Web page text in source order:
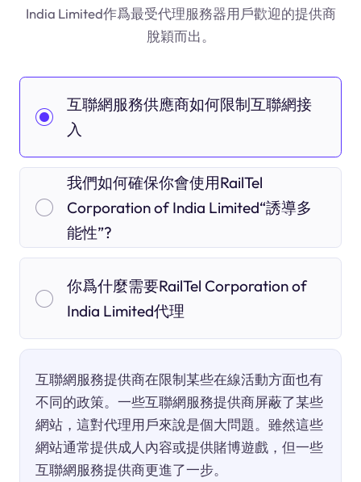
India Limited作爲最受代理服務器用戶歡迎的提供商
脫穎而出。
互聯網服務供應商如何限制互聯網接
入
我們如何確保你會使用RailTel
Corporation of India Limited“誘導多
能性”?
你爲什麼需要RailTel Corporation of
India Limited代理
互聯網服務提供商在限制某些在線活動方面也有
不同的政策。一些互聯網服務提供商屏蔽了某些
網站，這對代理用戶來說是個大問題。雖然這些
網站通常提供成人內容或提供賭博遊戲，但一些
互聯網服務提供商更進了一步。